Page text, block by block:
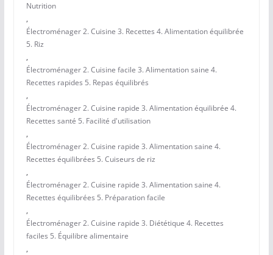
Nutrition
,
Électroménager 2. Cuisine 3. Recettes 4. Alimentation équilibrée
5. Riz
,
Électroménager 2. Cuisine facile 3. Alimentation saine 4.
Recettes rapides 5. Repas équilibrés
,
Électroménager 2. Cuisine rapide 3. Alimentation équilibrée 4.
Recettes santé 5. Facilité d'utilisation
,
Électroménager 2. Cuisine rapide 3. Alimentation saine 4.
Recettes équilibrées 5. Cuiseurs de riz
,
Électroménager 2. Cuisine rapide 3. Alimentation saine 4.
Recettes équilibrées 5. Préparation facile
,
Électroménager 2. Cuisine rapide 3. Diététique 4. Recettes
faciles 5. Équilibre alimentaire
,